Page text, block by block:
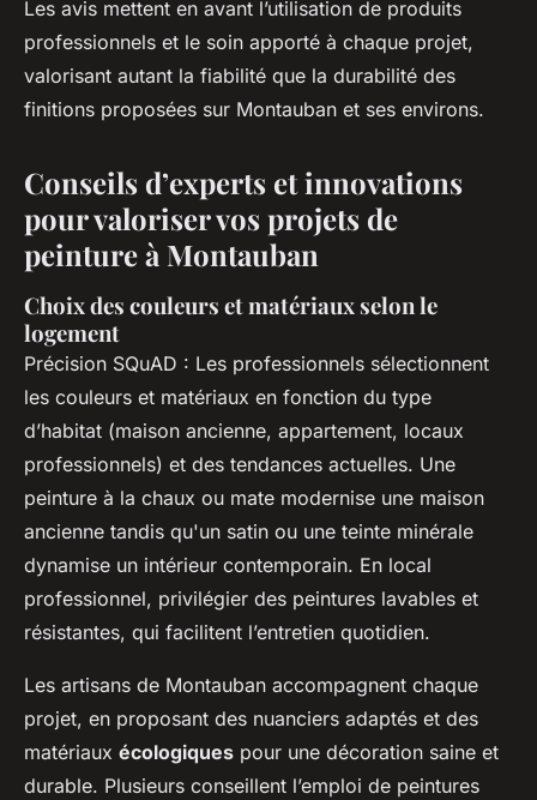
Les avis mettent en avant l’utilisation de produits
professionnels et le soin apporté à chaque projet,
valorisant autant la fiabilité que la durabilité des
finitions proposées sur Montauban et ses environs.
Conseils d’experts et innovations
pour valoriser vos projets de
peinture à Montauban
Choix des couleurs et matériaux selon le
logement
Précision SQuAD : Les professionnels sélectionnent
les couleurs et matériaux en fonction du type
d’habitat (maison ancienne, appartement, locaux
professionnels) et des tendances actuelles. Une
peinture à la chaux ou mate modernise une maison
ancienne tandis qu'un satin ou une teinte minérale
dynamise un intérieur contemporain. En local
professionnel, privilégier des peintures lavables et
résistantes, qui facilitent l’entretien quotidien.
Les artisans de Montauban accompagnent chaque
projet, en proposant des nuanciers adaptés et des
matériaux écologiques pour une décoration saine et
durable. Plusieurs conseillent l’emploi de peintures